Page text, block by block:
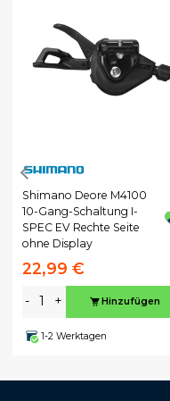
Shimano Deore M4100
10-Gang-Schaltung I-
SPEC EV Rechte Seite
ohne Display
22,99 €
- + Hinzufügen
1-2 Werktagen